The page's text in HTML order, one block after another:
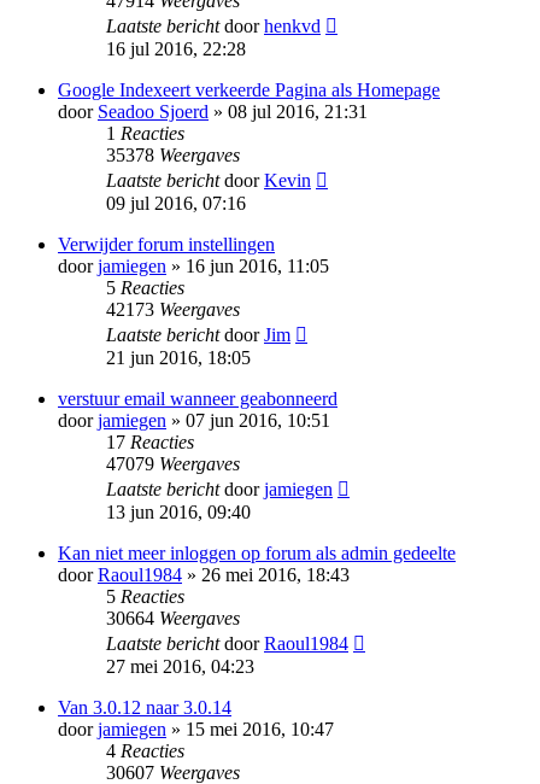
Laatste berichtdoorhenkvd
16 jul 2016, 22:28
Google Indexeert verkeerde Pagina als Homepage
door Seadoo Sjoerd » 08 jul 2016, 21:31
1 Reacties
35378 Weergaves
Laatste berichtdoorKevin
09 jul 2016, 07:16
Verwijder forum instellingen
doorjamiegen » 16 jun 2016, 11:05
5 Reacties
42173 Weergaves
Laatste berichtdoorJim
21 jun 2016, 18:05
verstuur email wanneer geabonneerd
doorjamiegen » 07 jun 2016, 10:51
17 Reacties
47079 Weergaves
Laatste berichtdoorjamiegen
13 jun 2016, 09:40
Kan niet meer inloggen op forum als admin gedeelte
doorRaoul1984 » 26 mei 2016, 18:43
5 Reacties
30664 Weergaves
Laatste berichtdoorRaoul1984
27 mei 2016, 04:23
Van 3.0.12 naar 3.0.14
doorjamiegen » 15 mei 2016, 10:47
4 Reacties
30607 Weergaves